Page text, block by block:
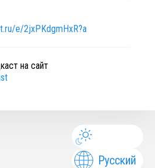
e/2jxPKdgmHxR?a
на сайт
Русский